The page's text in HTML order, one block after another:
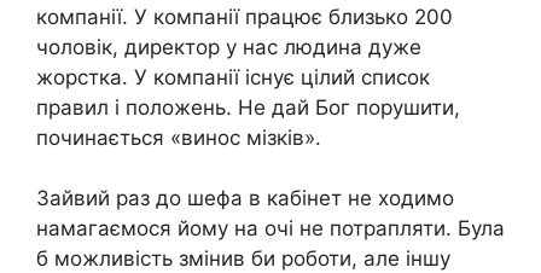
компанії. У компанії працює близько 200
чоловік, директор у нас людина дуже
жорстка. У компанії існує цілий список
правил і положень. Не дай Бог порушити,
починається «винос мізків».
Зайвий раз до шефа в кабінет не ходимо
намагаємося йому на очі не потрапляти. Була
б можливість змінив би роботи, але іншу